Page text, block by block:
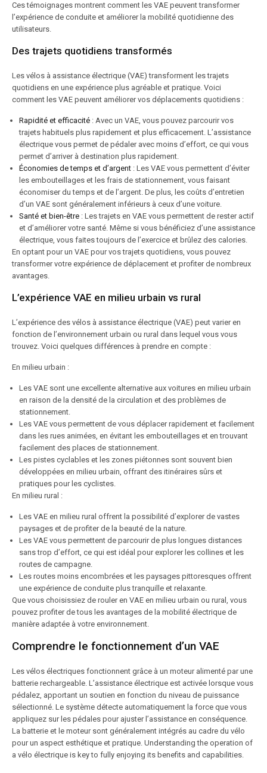
Ces témoignages montrent comment les VAE peuvent transformer
l’expérience de conduite et améliorer la mobilité quotidienne des
utilisateurs.
Des trajets quotidiens transformés
Les vélos à assistance électrique (VAE) transforment les trajets
quotidiens en une expérience plus agréable et pratique. Voici
comment les VAE peuvent améliorer vos déplacements quotidiens :
Rapidité et efficacité : Avec un VAE, vous pouvez parcourir vos
trajets habituels plus rapidement et plus efficacement. L’assistance
électrique vous permet de pédaler avec moins d’effort, ce qui vous
permet d’arriver à destination plus rapidement.
Économies de temps et d’argent : Les VAE vous permettent d’éviter
les embouteillages et les frais de stationnement, vous faisant
économiser du temps et de l’argent. De plus, les coûts d’entretien
d’un VAE sont généralement inférieurs à ceux d’une voiture.
Santé et bien-être : Les trajets en VAE vous permettent de rester actif
et d’améliorer votre santé. Même si vous bénéficiez d’une assistance
électrique, vous faites toujours de l’exercice et brûlez des calories.
En optant pour un VAE pour vos trajets quotidiens, vous pouvez
transformer votre expérience de déplacement et profiter de nombreux
avantages.
L’expérience VAE en milieu urbain vs rural
L’expérience des vélos à assistance électrique (VAE) peut varier en
fonction de l’environnement urbain ou rural dans lequel vous vous
trouvez. Voici quelques différences à prendre en compte :
En milieu urbain :
Les VAE sont une excellente alternative aux voitures en milieu urbain
en raison de la densité de la circulation et des problèmes de
stationnement.
Les VAE vous permettent de vous déplacer rapidement et facilement
dans les rues animées, en évitant les embouteillages et en trouvant
facilement des places de stationnement.
Les pistes cyclables et les zones piétonnes sont souvent bien
développées en milieu urbain, offrant des itinéraires sûrs et
pratiques pour les cyclistes.
En milieu rural :
Les VAE en milieu rural offrent la possibilité d’explorer de vastes
paysages et de profiter de la beauté de la nature.
Les VAE vous permettent de parcourir de plus longues distances
sans trop d’effort, ce qui est idéal pour explorer les collines et les
routes de campagne.
Les routes moins encombrées et les paysages pittoresques offrent
une expérience de conduite plus tranquille et relaxante.
Que vous choisissiez de rouler en VAE en milieu urbain ou rural, vous
pouvez profiter de tous les avantages de la mobilité électrique de
manière adaptée à votre environnement.
Comprendre le fonctionnement d’un VAE
Les vélos électriques fonctionnent grâce à un moteur alimenté par une
batterie rechargeable. L’assistance électrique est activée lorsque vous
pédalez, apportant un soutien en fonction du niveau de puissance
sélectionné. Le système détecte automatiquement la force que vous
appliquez sur les pédales pour ajuster l’assistance en conséquence.
La batterie et le moteur sont généralement intégrés au cadre du vélo
pour un aspect esthétique et pratique. Understanding the operation of
a vélo électrique is key to fully enjoying its benefits and capabilities.